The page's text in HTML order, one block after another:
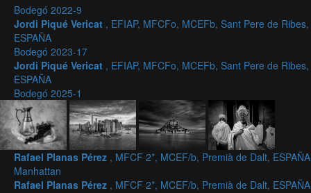
Bodegó 2022-9
Jordi Piqué Vericat , EFIAP, MFCFo, MCEFb, Sant Pere de Ribes,
ESPAÑA
Bodegó 2023-17
Jordi Piqué Vericat , EFIAP, MFCFo, MCEFb, Sant Pere de Ribes,
ESPAÑA
Bodegó 2025-1
Rafael Planas Pérez , MFCF 2*, MCEF/b, Premià de Dalt, ESPAÑA
Manhattan
Rafael Planas Pérez , MFCF 2*, MCEF/b, Premià de Dalt, ESPAÑA